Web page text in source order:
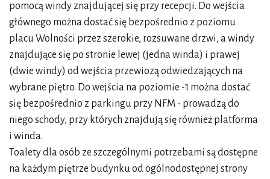
pomocą windy znajdującej się przy recepcji. Do wejścia
głównego można dostać się bezpośrednio z poziomu
placu Wolności przez szerokie, rozsuwane drzwi, a windy
znajdujące się po stronie lewej (jedna winda) i prawej
(dwie windy) od wejścia przewiozą odwiedzających na
wybrane piętro. Do wejścia na poziomie -1 można dostać
się bezpośrednio z parkingu przy NFM - prowadzą do
niego schody, przy których znajdują się również platforma
i winda.
Toalety dla osób ze szczególnymi potrzebami są dostępne
na każdym piętrze budynku od ogólnodostępnej strony